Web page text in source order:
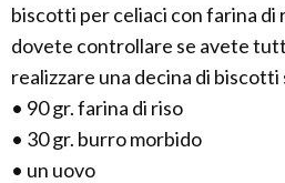
biscotti per celiaci con farina di
dovete controllare se avete
realizzare una decina di
• 90 gr. farina di riso
• 30 gr. burro morbido
• un uovo